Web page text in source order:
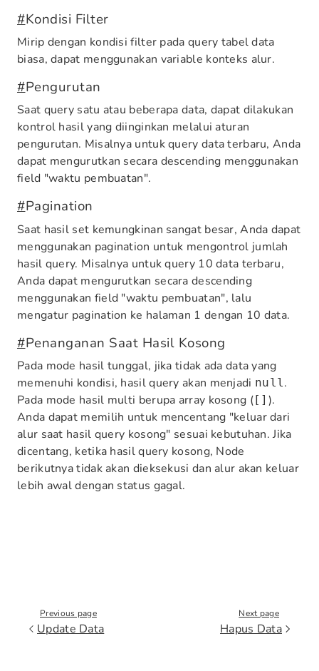
#Kondisi Filter
Mirip dengan kondisi filter pada query tabel data
biasa, dapat menggunakan variable konteks alur.
#Pengurutan
Saat query satu atau beberapa data, dapat dilakukan
kontrol hasil yang diinginkan melalui aturan
pengurutan. Misalnya untuk query data terbaru, Anda
dapat mengurutkan secara descending menggunakan
field "waktu pembuatan".
#Pagination
Saat hasil set kemungkinan sangat besar, Anda dapat
menggunakan pagination untuk mengontrol jumlah
hasil query. Misalnya untuk query 10 data terbaru,
Anda dapat mengurutkan secara descending
menggunakan field "waktu pembuatan", lalu
mengatur pagination ke halaman 1 dengan 10 data.
#Penanganan Saat Hasil Kosong
Pada mode hasil tunggal, jika tidak ada data yang
memenuhi kondisi, hasil query akan menjadi null.
Pada mode hasil multi berupa array kosong ([] ).
Anda dapat memilih untuk mencentang "keluar dari
alur saat hasil query kosong" sesuai kebutuhan. Jika
dicentang, ketika hasil query kosong, Node
berikutnya tidak akan dieksekusi dan alur akan keluar
lebih awal dengan status gagal.
Previous page
Update Data
Next page
Hapus Data